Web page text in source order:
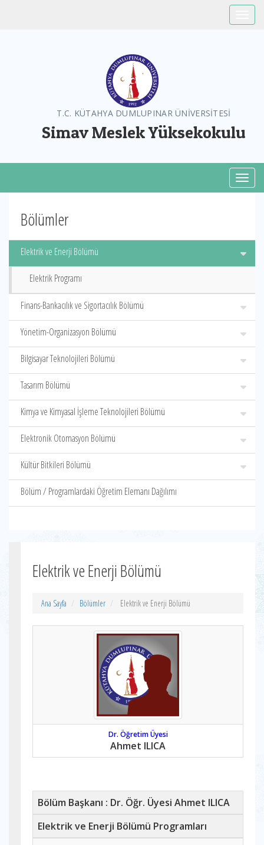
T.C. KÜTAHYA DUMLUPINAR ÜNİVERSİTESİ
Simav Meslek Yüksekokulu
Bölümler
Elektrik ve Enerji Bölümü
Elektrik Programı
Finans-Bankacılık ve Sigortacılık Bölümü
Yönetim-Organizasyon Bölümü
Bilgisayar Teknolojileri Bölümü
Tasarım Bölümü
Kimya ve Kimyasal İşleme Teknolojileri Bölümü
Elektronik Otomasyon Bölümü
Kültür Bitkileri Bölümü
Bölüm / Programlardaki Öğretim Elemanı Dağılımı
Elektrik ve Enerji Bölümü
Ana Sayfa Bölümler Elektrik ve Enerji Bölümü
Dr. Öğretim Üyesi
Ahmet ILICA
Bölüm Başkanı : Dr. Öğr. Üyesi Ahmet ILICA
Elektrik ve Enerji Bölümü Programları